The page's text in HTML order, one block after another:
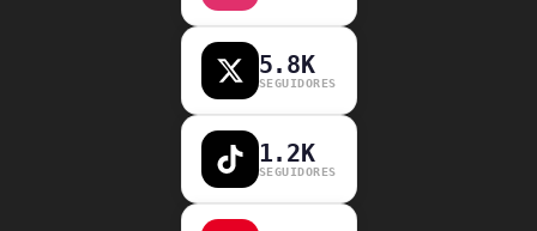
5.8K
SEGUIDORES
1.2K
SEGUIDORES